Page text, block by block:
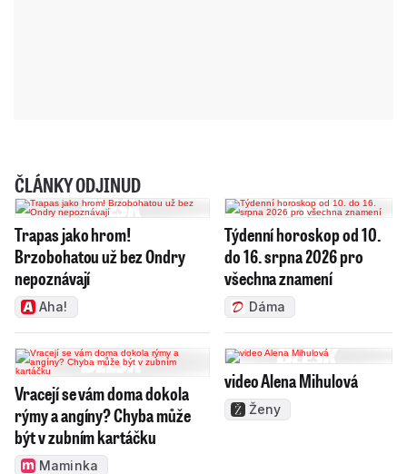
ČLÁNKY ODJINUD
Trapas jako hrom!
Brzobohatou už bez Ondry
nepoznávají
Aha!
Týdenní horoskop od 10.
do 16. srpna 2026 pro
všechna znamení
Dáma
Vracejí se vám doma dokola
rýmy a angíny? Chyba může
být v zubním kartáčku
Maminka
video Alena Mihulová
Ženy